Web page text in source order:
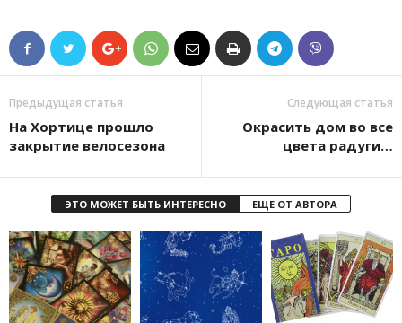
Предыдущая статья
На Хортице прошло
закрытие велосезона
Следующая статья
Окрасить дом во все
цвета радуги…
ЭТО МОЖЕТ БЫТЬ ИНТЕРЕСНО ЕЩЕ ОТ АВТОРА